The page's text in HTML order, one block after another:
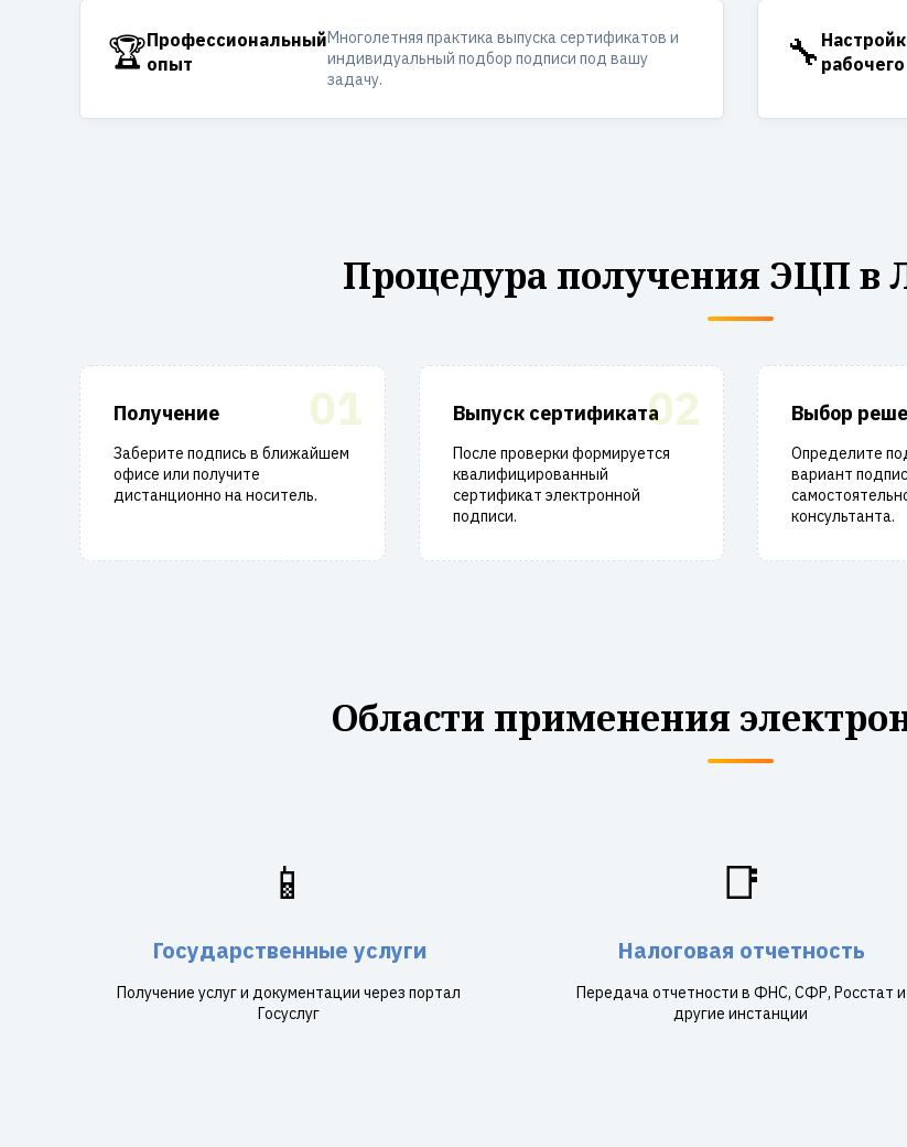
🏆Профессиональный
опыт
Многолетняя практика выпуска сертификатов и
индивидуальный подбор подписи под вашу
задачу.
🔧
Процедура получения ЭЦП в
01
Получение
Заберите подпись в ближайшем
офисе или получите
дистанционно на носитель.
02
Выпуск сертификата
После проверки формируется
квалифицированный
сертификат электронной
подписи.
Выбор
Определите
вариант
консультанта.
Области применения
📱
Государственные услуги
Получение услуг и документации через портал
Госуслуг
📑
Налоговая отчетность
Передача отчетности в ФНС, СФР, Росстат и
другие инстанции